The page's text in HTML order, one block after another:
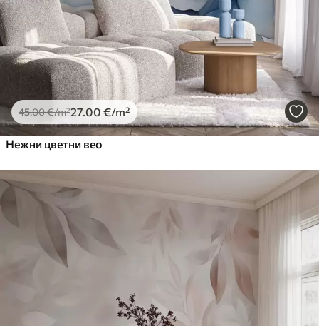
45.00€/m²27 .00 €/m²
Нежни цветни вео